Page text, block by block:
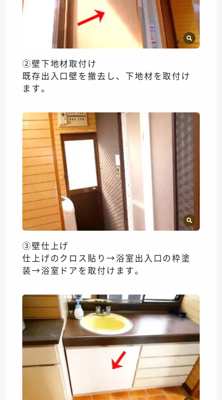
②壁下地材取付け
既存出入口壁を撤去し、下地材を取付け
ます。
③壁仕上げ
仕上げのクロス貼り→浴室出入口の枠塗
装→浴室ドアを取付けます。